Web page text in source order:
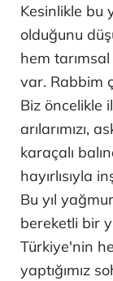
Kesinlikle bu
olduğunu
hem
var. Rabbim
Biz öncelikle
arılarımızı,
karaçalı
hayırlısıyla
Bu yıl
bereketli bir
Türkiye'nin
yaptığımız